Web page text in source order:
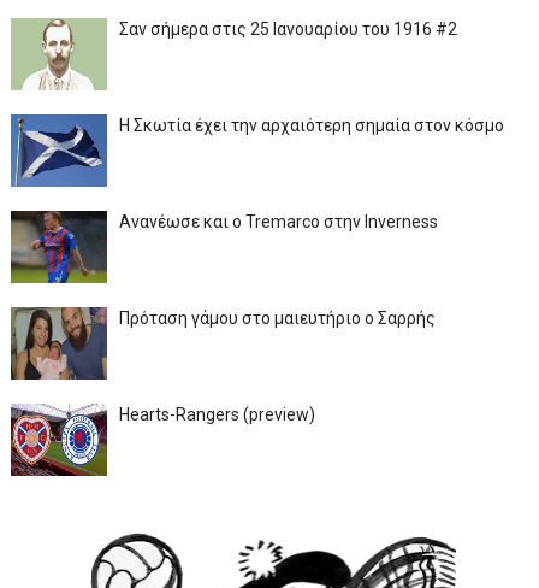
Σαν σήμερα στις 25 Ιανουαρίου του 1916 #2
Η Σκωτία έχει την αρχαιότερη σημαία στον κόσμο
Ανανέωσε και ο Tremarco στην Inverness
Πρόταση γάμου στο μαιευτήριο ο Σαρρής
Hearts-Rangers (preview)